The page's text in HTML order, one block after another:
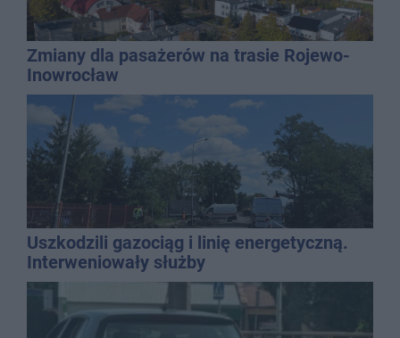
Zmiany dla pasażerów na trasie Rojewo-
Inowrocław
Uszkodzili gazociąg i linię energetyczną.
Interweniowały służby